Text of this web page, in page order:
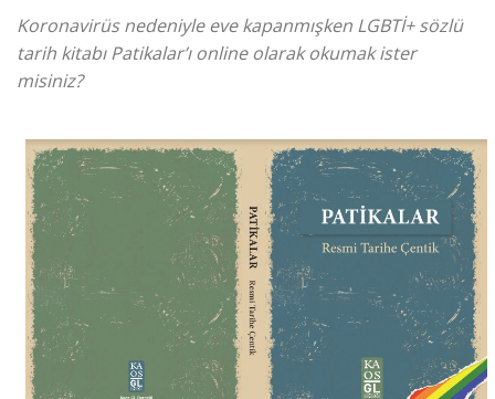
Koronavirüs nedeniyle eve kapanmışken LGBTİ+ sözlü
tarih kitabı Patikalar’ı online olarak okumak ister
misiniz?